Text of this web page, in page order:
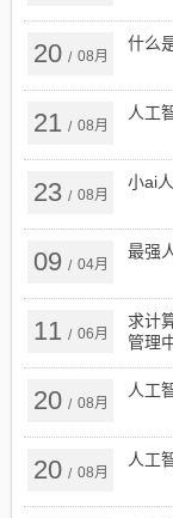
20 / 08月
什么
21 / 08月
人工
23 / 08月
小ai
09 / 04月
最强
11 / 06月
求计
管理
20 / 08月
人工
20 / 08月
人工